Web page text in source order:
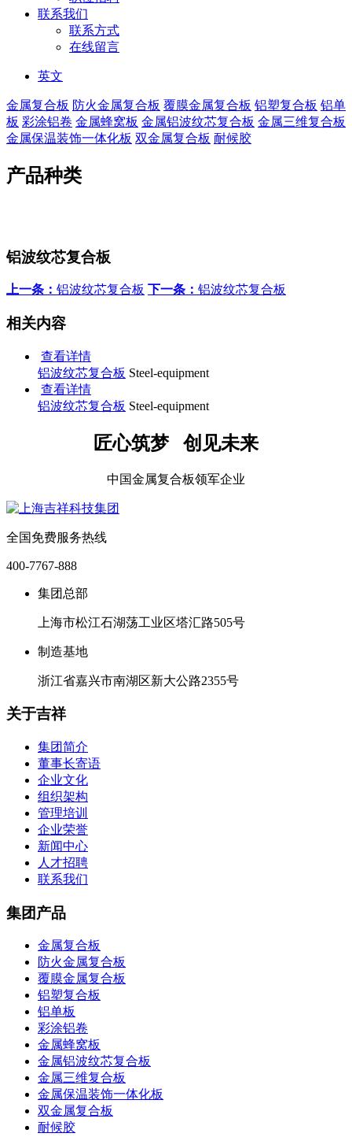
联系我们
联系方式
在线留言
英文
金属复合板 防火金属复合板 覆膜金属复合板 铝塑复合板 铝单
板 彩涂铝卷 金属蜂窝板 金属铝波纹芯复合板 金属三维复合板
金属保温装饰一体化板 双金属复合板 耐候胶
产品种类
铝波纹芯复合板
上一条： 铝波纹芯复合板 下一条： 铝波纹芯复合板
相关内容
查看详情
铝波纹芯复合板 Steel-equipment
查看详情
铝波纹芯复合板 Steel-equipment
匠心筑梦 创见未来
中国金属复合板领军企业
全国免费服务热线
400-7767-888
集团总部
上海市松江石湖荡工业区塔汇路505号
制造基地
浙江省嘉兴市南湖区新大公路2355号
关于吉祥
集团简介
董事长寄语
企业文化
组织架构
管理培训
企业荣誉
新闻中心
人才招聘
联系我们
集团产品
金属复合板
防火金属复合板
覆膜金属复合板
铝塑复合板
铝单板
彩涂铝卷
金属蜂窝板
金属铝波纹芯复合板
金属三维复合板
金属保温装饰一体化板
双金属复合板
耐候胶